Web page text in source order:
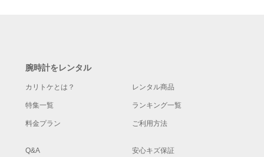
腕時計をレンタル
カリトケとは？ レンタル商品
特集一覧 ランキング一覧
料金プラン ご利用方法
Q&A 安心キズ保証